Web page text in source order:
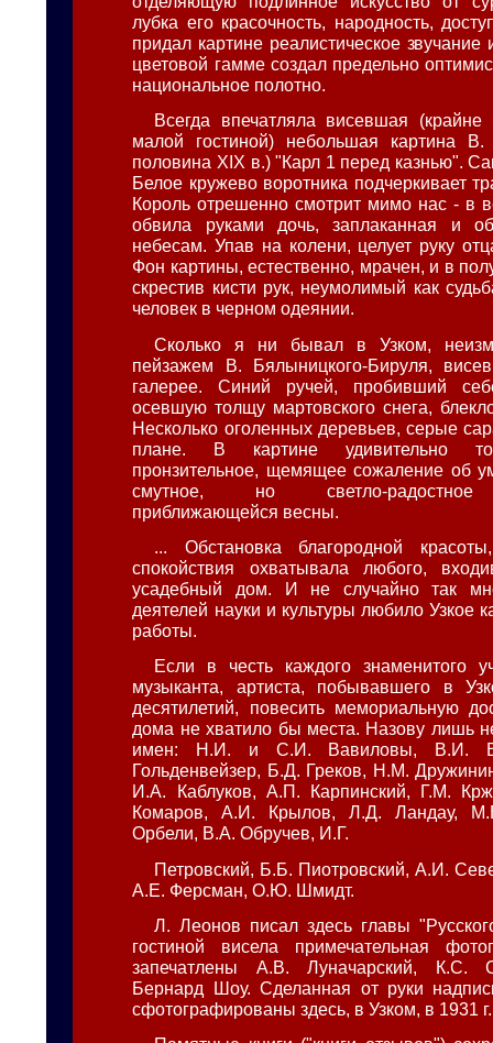
лубка его красочность, народность,
придал картине реалистическое
цветовой гамме создал предельно
национальное полотно.
Всегда впечатляла висевшая (крайне
малой гостиной) небольшая картина
половина XIX в.) "Карл 1 перед казнью".
Белое кружево воротника подчеркивает
Король отрешенно смотрит мимо нас - в
обвила руками дочь, заплаканная и
небесам. Упав на колени, целует руку
Фон картины, естественно, мрачен, и в
скрестив кисти рук, неумолимый как
человек в черном одеянии.
Сколько я ни бывал в Узком,
пейзажем В. Бялыницкого-Бируля,
галерее. Синий ручей, пробивший
осевшую толщу мартовского снега,
Несколько оголенных деревьев, серые
плане. В картине удивительно
пронзительное, щемящее сожаление об
смутное, но светло-радостное
приближающейся весны.
... Обстановка благородной
спокойствия охватывала любого,
усадебный дом. И не случайно так
деятелей науки и культуры любило Узкое
работы.
Если в честь каждого знаменитого
музыканта, артиста, побывавшего в
десятилетий, повесить мемориальную
дома не хватило бы места. Назову лишь
имен: Н.И. и С.И. Вавиловы, В.И.
Гольденвейзер, Б.Д. Греков, Н.М.
И.А. Каблуков, А.П. Карпинский, Г.М.
Комаров, А.И. Крылов, Л.Д. Ландау,
Орбели, В.А. Обручев, И.Г.
Петровский, Б.Б. Пиотровский, А.И.
А.Е. Ферсман, О.Ю. Шмидт.
Л. Леонов писал здесь главы
гостиной висела примечательная
запечатлены А.В. Луначарский, К.С.
Бернард Шоу. Сделанная от руки
сфотографированы здесь, в Узком, в 1931 г.